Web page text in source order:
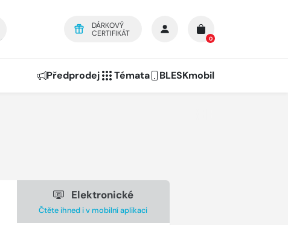
DÁRKOVÝ
CERTIFIKÁT
0
Předprodej Témata BLESKmobil
Elektronické
Čtěte ihned i v mobilní aplikaci